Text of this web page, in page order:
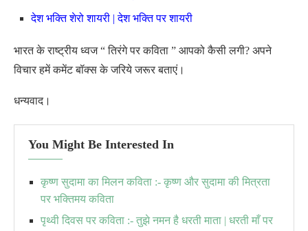
देश भक्ति शेरो शायरी | देश भक्ति पर शायरी
भारत के राष्ट्रीय ध्वज “ तिरंगे पर कविता ” आपको कैसी लगी? अपने
विचार हमें कमेंट बॉक्स के जरिये जरूर बताएं।
धन्यवाद।
You Might Be Interested In
कृष्ण सुदामा का मिलन कविता :- कृष्ण और सुदामा की मित्रता
पर भक्तिमय कविता
पृथ्वी दिवस पर कविता :- तुझे नमन है धरती माता | धरती माँ पर